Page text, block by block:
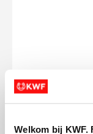
Welkom bij KWF.
Opgehaald
€385